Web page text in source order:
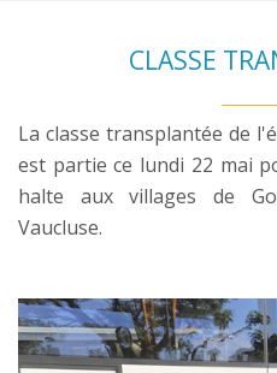
CLASSE
La classe transplantée de
est partie ce lundi 22 mai
halte aux villages de
Vaucluse.